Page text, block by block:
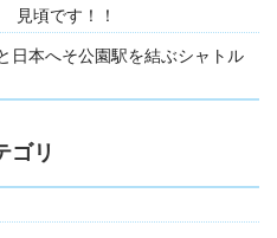
見頃です！！
日本へそ公園駅を結ぶシャトル
ゴリ